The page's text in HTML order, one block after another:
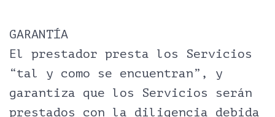
GARANTÍA
El prestador presta los Servicios
“tal y como se encuentran”, y
garantiza que los Servicios serán
prestados con la diligencia debida